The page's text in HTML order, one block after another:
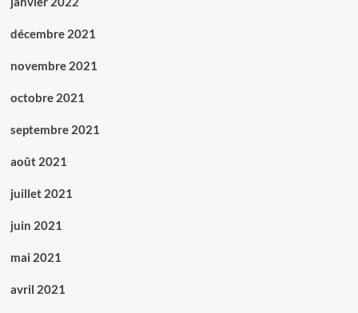
décembre 2021
novembre 2021
octobre 2021
septembre 2021
août 2021
juillet 2021
juin 2021
mai 2021
avril 2021